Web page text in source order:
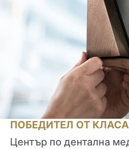
ПОБЕДИТЕЛ ОТ
Център по дентална